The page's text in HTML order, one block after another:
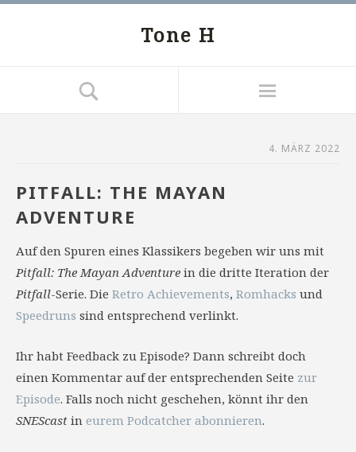
Tone H
4. MÄRZ 2022
PITFALL: THE MAYAN
ADVENTURE
Auf den Spuren eines Klassikers begeben wir uns mit
Pitfall: The Mayan Adventure in die dritte Iteration der
Pitfall-Serie. Die Retro Achievements, Romhacks und
Speedruns sind entsprechend verlinkt.
Ihr habt Feedback zu Episode? Dann schreibt doch
einen Kommentar auf der entsprechenden Seite zur
Episode. Falls noch nicht geschehen, könnt ihr den
SNEScast in eurem Podcatcher abonnieren.